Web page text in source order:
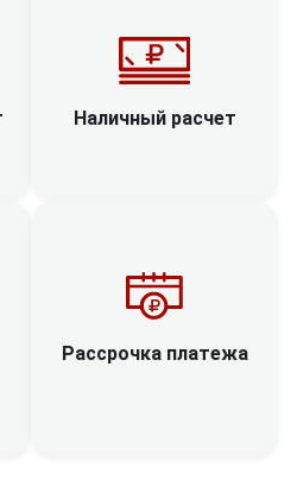
Наличный расчет
Рассрочка платежа